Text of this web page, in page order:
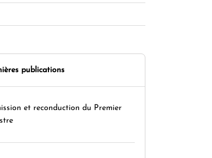
publications
et reconduction du Premier